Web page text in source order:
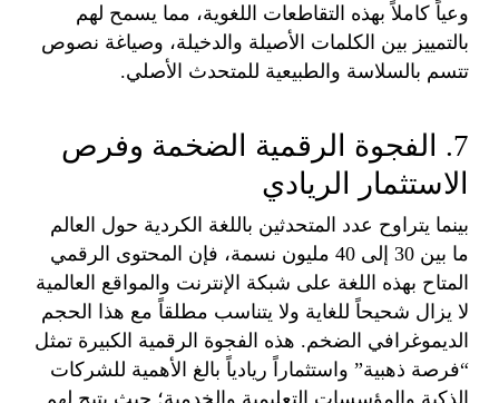
وعياً كاملاً بهذه التقاطعات اللغوية، مما يسمح لهم
بالتمييز بين الكلمات الأصيلة والدخيلة، وصياغة نصوص
تتسم بالسلاسة والطبيعية للمتحدث الأصلي.
7. الفجوة الرقمية الضخمة وفرص
الاستثمار الريادي
بينما يتراوح عدد المتحدثين باللغة الكردية حول العالم
ما بين 30 إلى 40 مليون نسمة، فإن المحتوى الرقمي
المتاح بهذه اللغة على شبكة الإنترنت والمواقع العالمية
لا يزال شحيحاً للغاية ولا يتناسب مطلقاً مع هذا الحجم
الديموغرافي الضخم. هذه الفجوة الرقمية الكبيرة تمثل
“فرصة ذهبية” واستثماراً ريادياً بالغ الأهمية للشركات
الذكية والمؤسسات التعليمية والخدمية؛ حيث يتيح لهم